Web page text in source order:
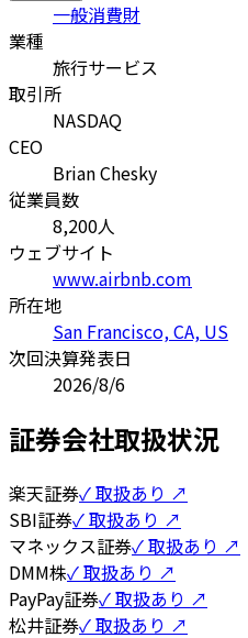
一般消費財
業種
旅行サービス
取引所
NASDAQ
CEO
Brian Chesky
従業員数
8,200人
ウェブサイト
www.airbnb.com
所在地
San Francisco, CA, US
次回決算発表日
2026/8/6
証券会社取扱状況
楽天証券✓ 取扱あり ↗
SBI証券✓ 取扱あり ↗
マネックス証券✓ 取扱あり ↗
DMM株✓ 取扱あり ↗
PayPay証券✓ 取扱あり ↗
松井証券✓ 取扱あり ↗